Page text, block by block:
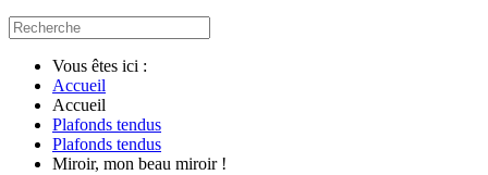
Vous êtes ici :
Accueil
Accueil
Plafonds tendus
Plafonds tendus
Miroir, mon beau miroir !